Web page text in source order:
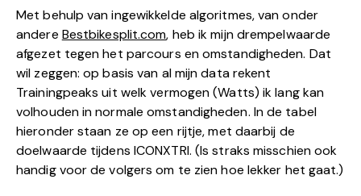
Met behulp van ingewikkelde algoritmes, van onder
andere Bestbikesplit.com, heb ik mijn drempelwaarde
afgezet tegen het parcours en omstandigheden. Dat
wil zeggen: op basis van al mijn data rekent
Trainingpeaks uit welk vermogen (Watts) ik lang kan
volhouden in normale omstandigheden. In de tabel
hieronder staan ze op een rijtje, met daarbij de
doelwaarde tijdens ICONXTRI. (Is straks misschien ook
handig voor de volgers om te zien hoe lekker het gaat.)